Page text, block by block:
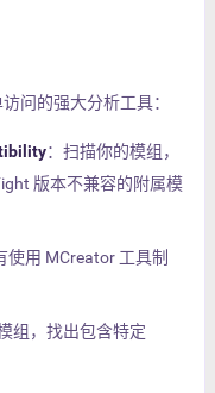
问的强大分析工具：
：扫描你的模组，
版本不兼容的附属模
使用 MCreator 工具制
组，找出包含特定